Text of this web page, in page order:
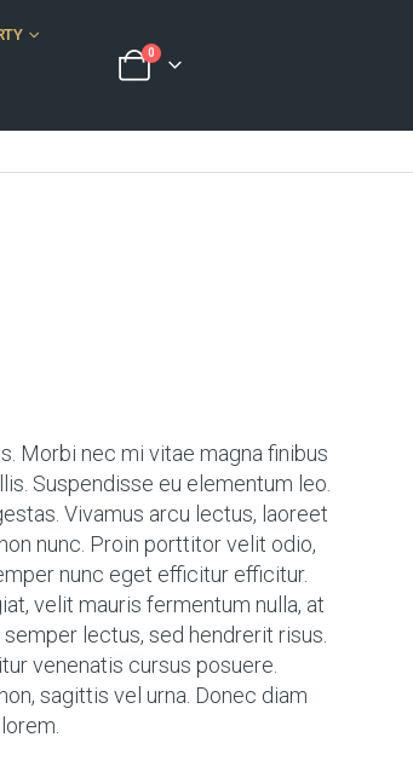
0
Morbi nec mi vitae magna finibus
Suspendisse eu elementum leo.
Vivamus arcu lectus, laoreet
nunc. Proin porttitor velit odio,
nunc eget efficitur efficitur.
velit mauris fermentum nulla, at
lectus, sed hendrerit risus.
venenatis cursus posuere.
sagittis vel urna. Donec diam